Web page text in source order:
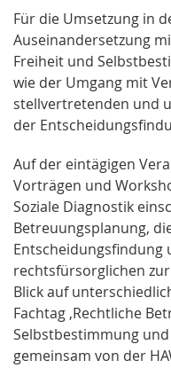
Für die Umsetzung in
Auseinandersetzung
Freiheit und
wie der Umgang mit
stellvertretenden und
der
Auf der eintägigen
Vorträgen und
Soziale Diagnostik
Betreuungsplanung,
Entscheidungsfindung
rechtsfürsorglichen
Blick auf
Fachtag ‚Rechtliche
Selbstbestimmung
gemeinsam von der